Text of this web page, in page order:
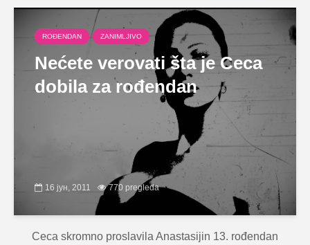
ROĐENDAN ZANIMLJIVO
Nećete verovati šta je Ceca
dobila za rođendan
16 јун, 2011 770 pregleda
Ceca skromno proslavila Anastasijin 13. rođendan